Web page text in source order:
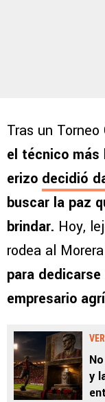
Tras un
el técnico más
erizo decidió
buscar la paz
brindar. Hoy,
rodea al
para
empresario
y